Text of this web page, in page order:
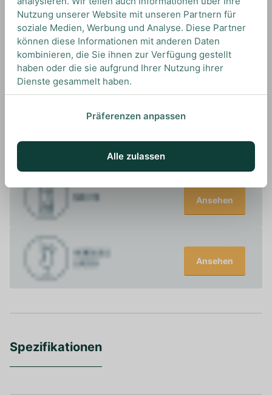
UNSERE EMPFEHLUNGEN
DRINKS MIT RON BARCELO? UNSERE
EMPFEHLUNGEN
Ansehen
Ansehen
Ansehen
Spezifikationen
Nutzung unserer Website mit unseren Partnern für
soziale Medien, Werbung und Analyse. Diese Partner
können diese Informationen mit anderen Daten
kombinieren, die Sie ihnen zur Verfügung gestellt
haben oder die sie aufgrund Ihrer Nutzung ihrer
Dienste gesammelt haben.
Präferenzen anpassen
Alle zulassen